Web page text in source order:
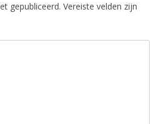
gepubliceerd. Vereiste velden zijn